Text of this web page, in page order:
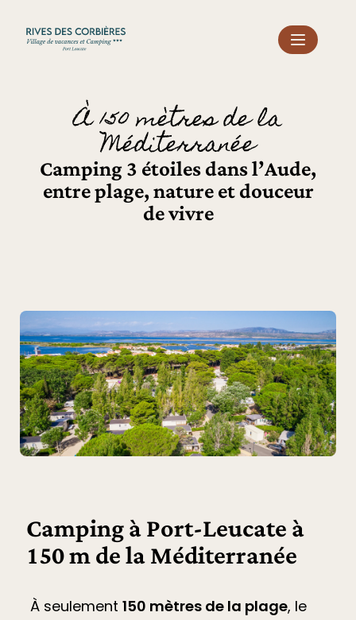
À 150 mètres de la
Méditerranée
Camping 3 étoiles dans l’Aude,
entre plage, nature et douceur
de vivre
Camping à Port-Leucate à
150 m de la Méditerranée
À seulement150 mètres de la plage, le